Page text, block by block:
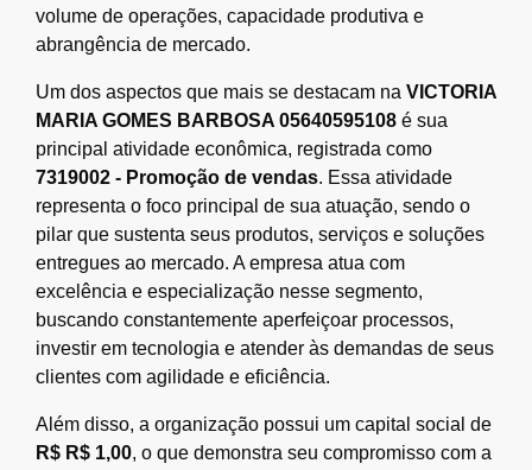
volume de operações, capacidade produtiva e
abrangência de mercado.
Um dos aspectos que mais se destacam na VICTORIA
MARIA GOMES BARBOSA 05640595108 é sua
principal atividade econômica, registrada como
7319002 - Promoção de vendas. Essa atividade
representa o foco principal de sua atuação, sendo o
pilar que sustenta seus produtos, serviços e soluções
entregues ao mercado. A empresa atua com
excelência e especialização nesse segmento,
buscando constantemente aperfeiçoar processos,
investir em tecnologia e atender às demandas de seus
clientes com agilidade e eficiência.
Além disso, a organização possui um capital social de
R$ R$ 1,00, o que demonstra seu compromisso com a